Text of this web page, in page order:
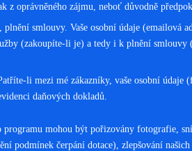
z oprávněného zájmu, neboť důvodně
plnění smlouvy. Vaše osobní údaje (emailová
(zakoupíte-li je) a tedy i k plnění smlouvy
li mezi mé zákazníky, vaše osobní
daňových dokladů.
mohou být pořizovány fotografie,
podmínek čerpání dotace), zlepšování